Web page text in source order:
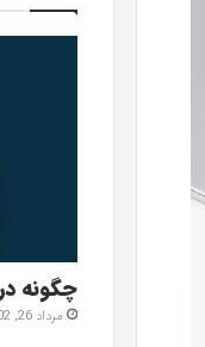
چگونه
مرداد 26, 1402